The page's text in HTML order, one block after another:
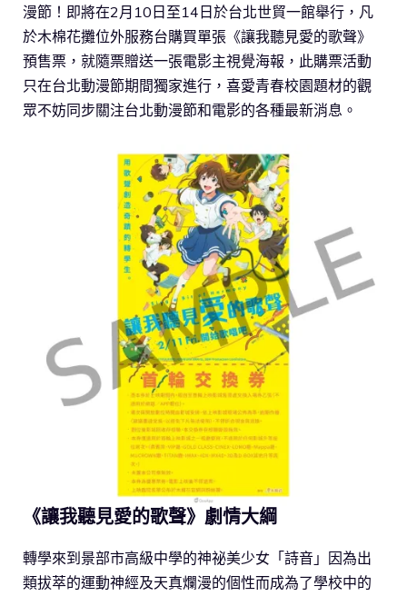
漫節！即將在2月10日至14日於台北世貿一館舉行，凡
於木棉花攤位外服務台購買單張《讓我聽見愛的歌聲》
預售票，就隨票贈送一張電影主視覺海報，此購票活動
只在台北動漫節期間獨家進行，喜愛青春校園題材的觀
眾不妨同步關注台北動漫節和電影的各種最新消息。
《讓我聽見愛的歌聲》劇情大綱
轉學來到景部市高級中學的神祕美少女「詩音」因為出
類拔萃的運動神經及天真爛漫的個性而成為了學校中的